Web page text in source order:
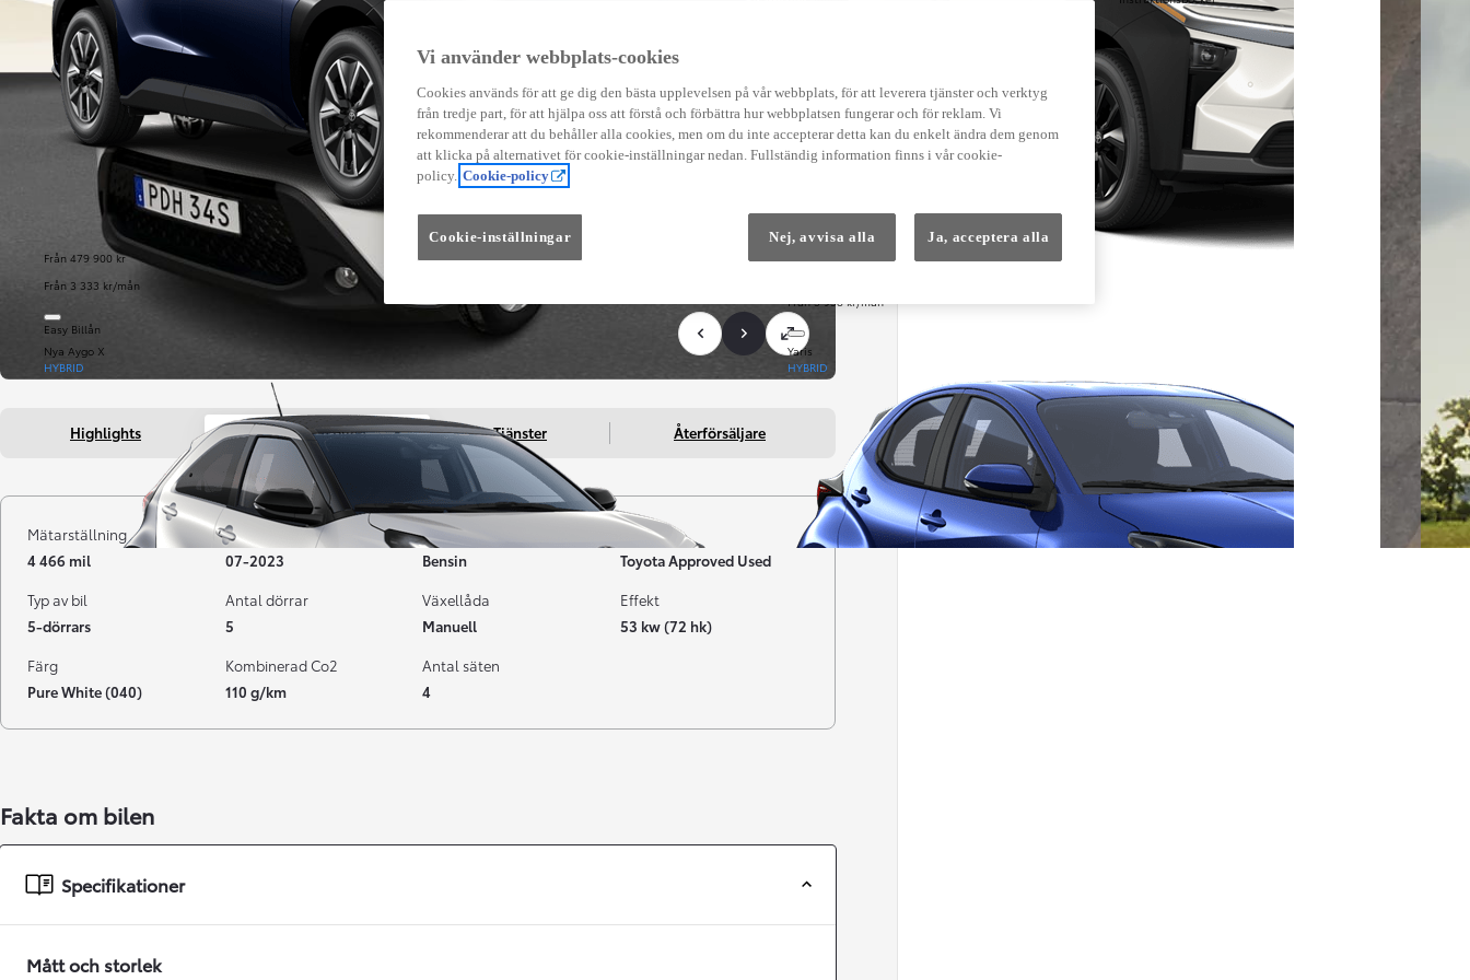
Från 479 900 kr
Från 3 333 kr/mån
Easy Billån
Från 3 958 kr/mån
Nya Aygo X
HYBRID
Från 238 900 kr
Easy Billån
Yaris
HYBRID
Easy Billån
GR Yaris
Highlights Fakta om bilen Tjänster Återförsäljare
Mätarställning
4 466 mil
Registrerad
07-2023
Bränsle
Bensin
Garanti
Toyota Approved Used
Typ av bil
5-dörrars
Antal dörrar
5
Växellåda
Manuell
Effekt
53 kw (72 hk)
Färg
Pure White (040)
Kombinerad Co2
110 g/km
Antal säten
4
Fakta om bilen
Specifikationer
Mått och storlek
Vi använder webbplats-cookies
Cookies används för att ge dig den bästa upplevelsen på vår webbplats, för att leverera tjänster och verktyg
från tredje part, för att hjälpa oss att förstå och förbättra hur webbplatsen fungerar och för reklam. Vi
rekommenderar att du behåller alla cookies, men om du inte accepterar detta kan du enkelt ändra dem genom
att klicka på alternativet för cookie-inställningar nedan. Fullständig information finns i vår cookie-
policy. Cookie-policy
Cookie-inställningar Nej, avvisa alla Ja, acceptera alla